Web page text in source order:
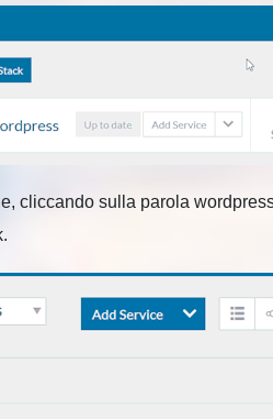
cliccando sulla parola